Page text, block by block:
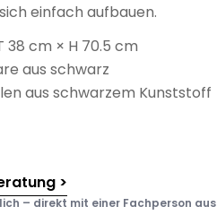
einfach aufbauen.
38 cm × H 70.5 cm
aus schwarz
aus schwarzem Kunststoff
>
– direkt mit einer Fachperson aus